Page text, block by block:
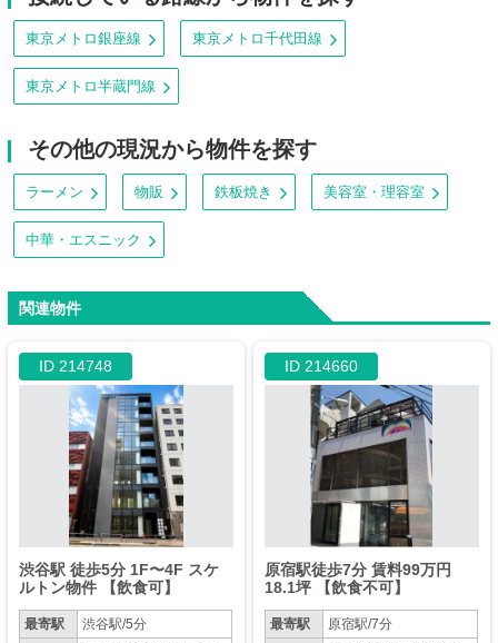
東京メトロ銀座線 東京メトロ千代田線
東京メトロ半蔵門線
その他の現況から物件を探す
ラーメン 物販 鉄板焼き 美容室・理容室
中華・エスニック
関連物件
ID 214748
渋谷駅 徒歩5分 1F〜4F スケ
ルトン物件 【飲食可】
最寄駅 渋谷駅/5分
ID 214660
原宿駅徒歩7分 賃料99万円
18.1坪 【飲食不可】
最寄駅 原宿駅/7分